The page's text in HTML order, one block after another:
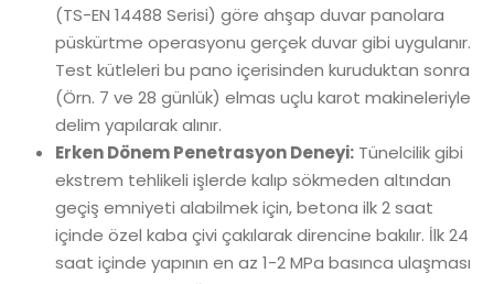
(TS-EN 14488 Serisi) göre ahşap duvar panolara
püskürtme operasyonu gerçek duvar gibi uygulanır.
Test kütleleri bu pano içerisinden kuruduktan sonra
(Örn. 7 ve 28 günlük) elmas uçlu karot makineleriyle
delim yapılarak alınır.
Erken Dönem Penetrasyon Deneyi: Tünelcilik gibi
ekstrem tehlikeli işlerde kalıp sökmeden altından
geçiş emniyeti alabilmek için, betona ilk 2 saat
içinde özel kaba çivi çakılarak direncine bakılır. İlk 24
saat içinde yapının en az 1-2 MPa basınca ulaşması